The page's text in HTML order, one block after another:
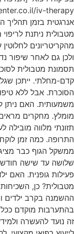
אנרגטית בזמן
מטבולית ניתנת
מהקריטריונים
ולכן גם לאחר שיפור
תסמונת מטבולית
קדם-מחלתי. ייתכן
הסוכרת. אבל ללא
תזונתי מלווה
ממשקל הגוף כבר
שלושה עד שישה
פעילות גופנית. האם
מטבולית? כן,
ההשמנה בקרב ילדים
בהתערבות מוקדם
זה נועד להעשרה